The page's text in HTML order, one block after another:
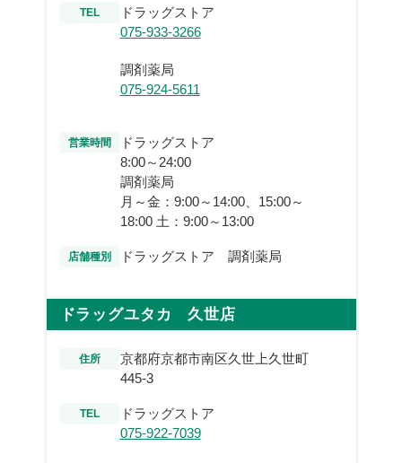
TEL
ドラッグストア
075-933-3266
調剤薬局
075-924-5611
営業時間
ドラッグストア
8:00～24:00
調剤薬局
月～金：9:00～14:00、15:00～
18:00 土：9:00～13:00
店舗種別 ドラッグストア 調剤薬局
ドラッグユタカ 久世店
住所
京都府京都市南区久世上久世町
445-3
TEL
ドラッグストア
075-922-7039